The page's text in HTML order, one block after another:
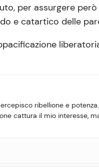
per assurgere però
e catartico delle
ribellione e
cattura il mio interesse,